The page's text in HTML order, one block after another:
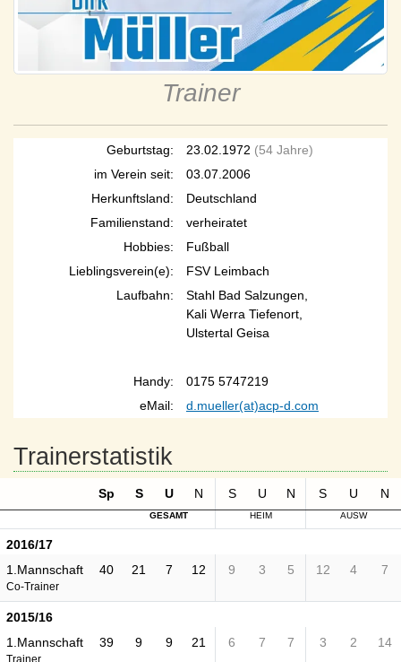
Trainer
Geburtstag: 23.02.1972 (54 Jahre)
im Verein seit:
03.07.2006
Herkunftsland:
Deutschland
Familienstand:
verheiratet
Hobbies:
Fußball
Lieblingsverein(e):
FSV Leimbach
Laufbahn:
Stahl Bad Salzungen,
Kali Werra Tiefenort,
Ulstertal Geisa
Handy:
0175 5747219
eMail:
d.mueller(at)acp-d.com
Trainerstatistik
Sp S U N S U N S U N
GESAMT HEIM AUSW
2016/17
1.Mannschaft
Co-Trainer
40 21 7 12 9 3 5 12 4 7
2015/16
1.Mannschaft
39 9 9 21 6 7 7 3 2 14